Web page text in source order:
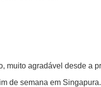
muito agradável desde a
de semana em